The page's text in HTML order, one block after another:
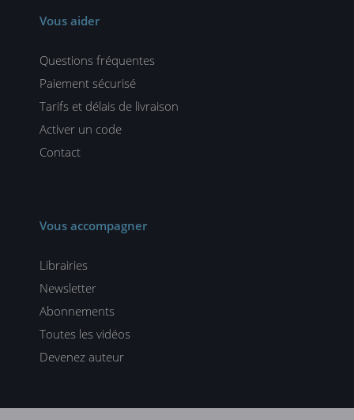
Vous aider
Questions fréquentes
Paiement sécurisé
Tarifs et délais de livraison
Activer un code
Contact
Vous accompagner
Librairies
Newsletter
Abonnements
Toutes les vidéos
Devenez auteur